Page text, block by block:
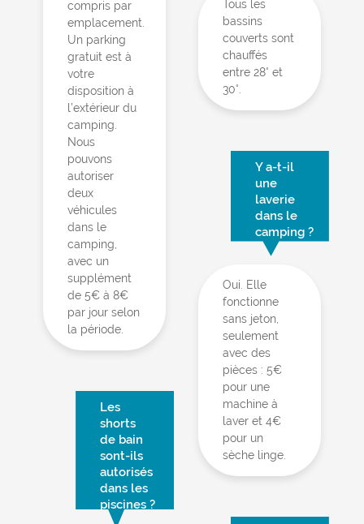
compris par
emplacement.
Un parking
gratuit est à
votre
disposition à
l’extérieur du
camping.
Nous
pouvons
autoriser
deux
véhicules
dans le
camping,
avec un
supplément
de 5€ à 8€
par jour selon
la période.
Les
shorts
de bain
sont-ils
autorisés
dans les
piscines ?
Tous les
bassins
couverts sont
chauffés
entre 28° et
30°.
Y a-t-il
une
laverie
dans le
camping ?
Oui. Elle
fonctionne
sans jeton,
seulement
avec des
pièces : 5€
pour une
machine à
laver et 4€
pour un
sèche linge.